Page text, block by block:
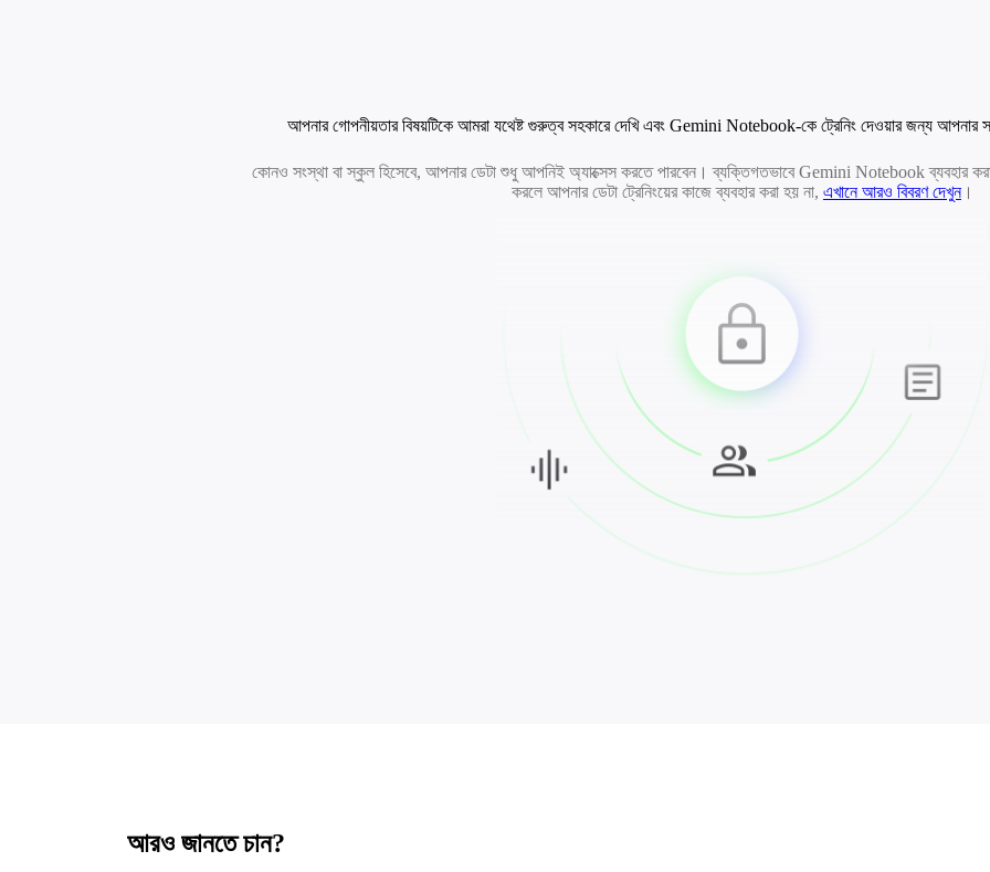
আপনার গোপনীয়তার বিষয়টিকে আমরা যথেষ্ট গুরুত্ব সহকারে দেখি এবং Gemini Notebook-কে ট্রেনিং দেওয়ার জন্য আপনার
কোনও সংস্থা বা স্কুল হিসেবে, আপনার ডেটা শুধু আপনিই অ্যাক্সেস করতে পারবেন। ব্যক্তিগতভাবে Gemini Notebook ব্যবহার
করলে আপনার ডেটা ট্রেনিংয়ের কাজে ব্যবহার করা হয় না, এখানে আরও বিবরণ দেখুন।
আরও জানতে চান?